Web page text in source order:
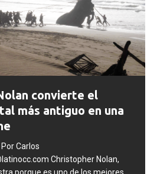
convierte el
más antiguo en una
Carlos
Christopher Nolan,